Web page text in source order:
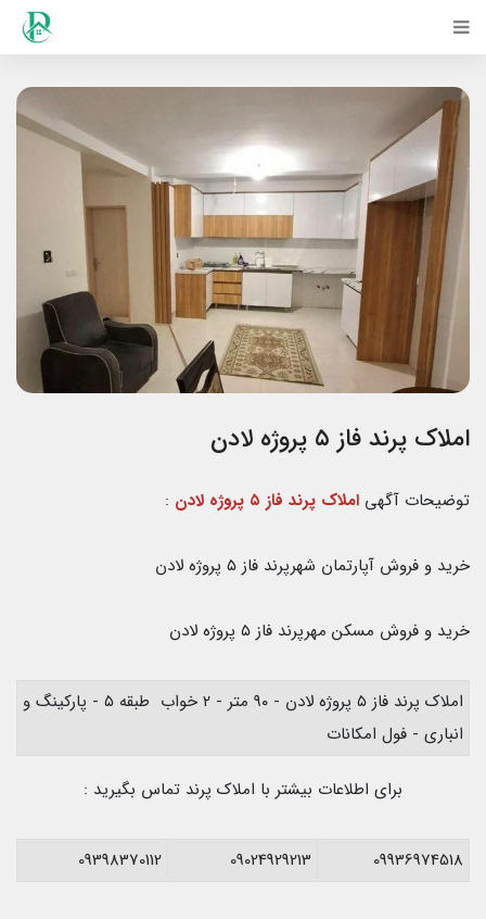
املاک پرند فاز ۵ پروژه لادن
توضیحات آگهی املاک پرند فاز ۵ پروژه لادن :
خرید و فروش آپارتمان شهرپرند فاز ۵ پروژه لادن
خرید و فروش مسکن مهرپرند فاز ۵ پروژه لادن
املاک پرند فاز ۵ پروژه لادن - ۹۰ متر - ۲ خواب طبقه ۵ - پارکینگ و
انباری - فول امکانات
برای اطلاعات بیشتر با املاک پرند تماس بگیرید :
09936974518
09024929213
09398370112